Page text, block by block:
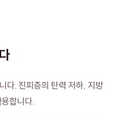
다. 진피층의 탄력 저하, 지방
합니다.